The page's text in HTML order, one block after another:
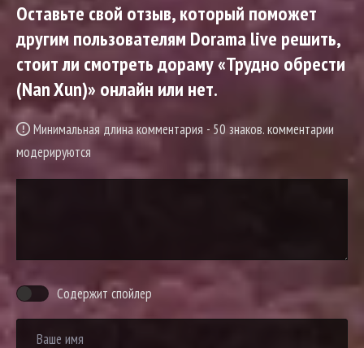
Оставьте свой отзыв, который поможет
другим пользователям Dorama live решить,
стоит ли смотреть дораму «Трудно обрести
(Nan Xun)» онлайн или нет.
Минимальная длина комментария - 50 знаков. комментарии
модерируются
Содержит спойлер